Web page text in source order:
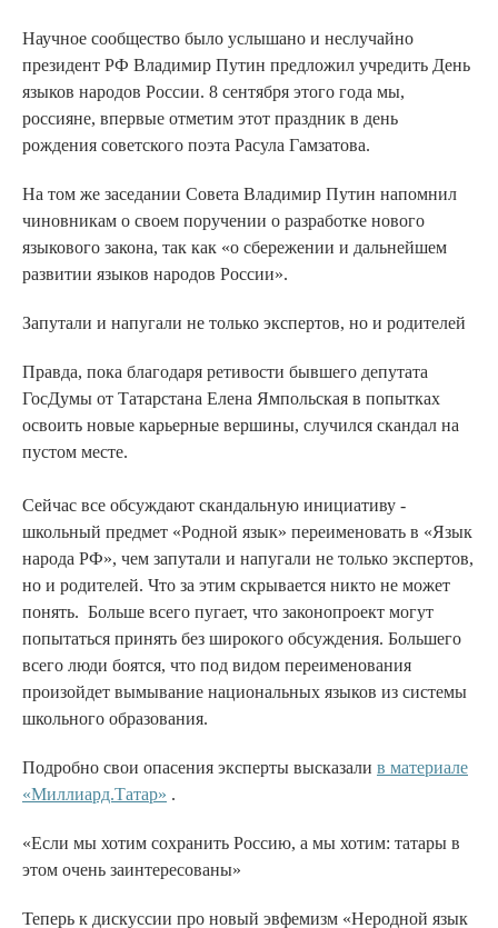
Научное сообщество было услышано и неслучайно
президент РФ Владимир Путин предложил учредить День
языков народов России. 8 сентября этого года мы,
россияне, впервые отметим этот праздник в день
рождения советского поэта Расула Гамзатова.
На том же заседании Совета Владимир Путин напомнил
чиновникам о своем поручении о разработке нового
языкового закона, так как «о сбережении и дальнейшем
развитии языков народов России».
Запутали и напугали не только экспертов, но и родителей
Правда, пока благодаря ретивости бывшего депутата
ГосДумы от Татарстана Елена Ямпольская в попытках
освоить новые карьерные вершины, случился скандал на
пустом месте.
Сейчас все обсуждают скандальную инициативу -
школьный предмет «Родной язык» переименовать в «Язык
народа РФ», чем запутали и напугали не только экспертов,
но и родителей. Что за этим скрывается никто не может
понять. Больше всего пугает, что законопроект могут
попытаться принять без широкого обсуждения. Большего
всего люди боятся, что под видом переименования
произойдет вымывание национальных языков из системы
школьного образования.
Подробно свои опасения эксперты высказали в материале
«Миллиард.Татар» .
«Если мы хотим сохранить Россию, а мы хотим: татары в
этом очень заинтересованы»
Теперь к дискуссии про новый эвфемизм «Неродной язык